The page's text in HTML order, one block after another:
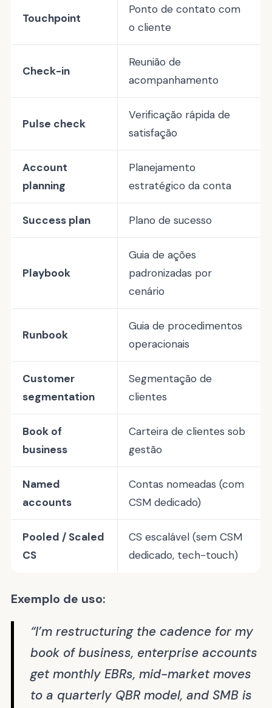
Touchpoint
Ponto de contato com
o cliente
Check-in
Reunião de
acompanhamento
Pulse check
Verificação rápida de
satisfação
Account
planning
Planejamento
estratégico da conta
Success plan Plano de sucesso
Playbook
Guia de ações
padronizadas por
cenário
Runbook
Guia de procedimentos
operacionais
Customer
segmentation
Segmentação de
clientes
Book of
business
Carteira de clientes sob
gestão
Named
accounts
Contas nomeadas (com
CSM dedicado)
Pooled / Scaled
CS
CS escalável (sem CSM
dedicado, tech-touch)
Exemplo de uso:
“I’m restructuring the cadence for my
book of business, enterprise accounts
get monthly EBRs, mid-market moves
to a quarterly QBR model, and SMB is